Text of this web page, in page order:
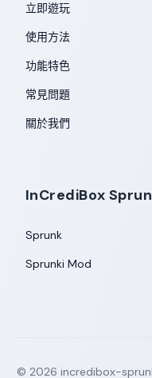
立即遊玩
使用方法
功能特色
常見問題
關於我們
InCrediBox
Sprunk
Sprunki Mod
© 2026 incredibox-